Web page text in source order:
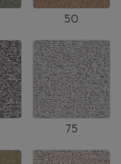
50
75